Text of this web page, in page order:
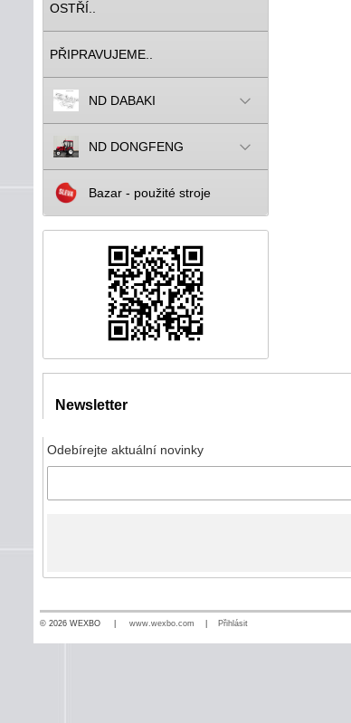
OSTŘÍ..
PŘIPRAVUJEME..
ND DABAKI
ND DONGFENG
Bazar - použité stroje
Newsletter
Odebírejte aktuální novinky
© 2026 WEXBO | www.wexbo.com Přihlásit